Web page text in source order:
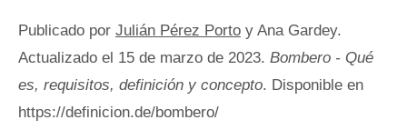
Publicado por Julián Pérez Porto y Ana Gardey.
Actualizado el 15 de marzo de 2023. Bombero - Qué
es, requisitos, definición y concepto. Disponible en
https://definicion.de/bombero/